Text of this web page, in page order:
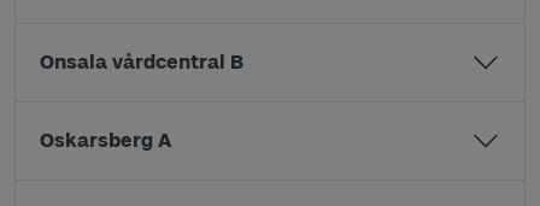
Onsala vårdcentral B
Oskarsberg A